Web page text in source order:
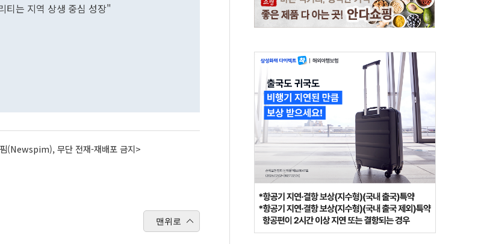
티는 지역 상생 중심 성장"
(Newspim), 무단 전재-재배포 금지>
맨위로